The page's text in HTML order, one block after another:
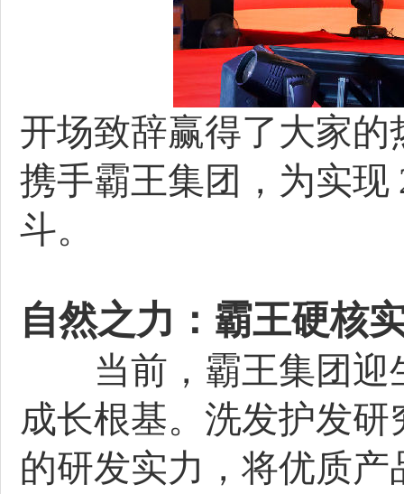
开场致辞赢得了大家
携手霸王集团，为实现
斗。
自然之力：霸王硬核
当前，霸王集团迎
成长根基。洗发护发
的研发实力，将优质